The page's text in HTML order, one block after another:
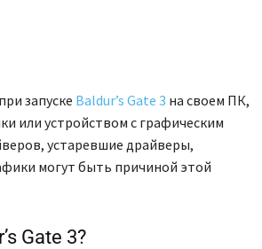
запуске Baldur’s Gate 3 на своем ПК,
или устройством с графическим
устаревшие драйверы,
могут быть причиной этой
Gate 3?